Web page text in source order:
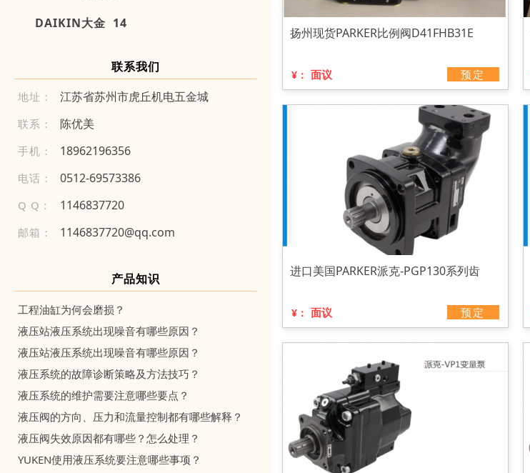
DAIKIN大金 14
联系我们
地址： 江苏省苏州市虎丘机电五金城
联系： 陈优美
手机： 18 96 21 9 6 35 6
电话： 0 51 2 -69 573 3 86
Q Q： 1146837720
邮箱： 1146837720@qq.com
产品知识
工程油缸为何会磨损？
液压站液压系统出现噪音有哪些原因？
液压站液压系统出现噪音有哪些原因？
液压系统的故障诊断策略及方法技巧？
液压系统的维护需要注意哪些要点？
液压阀的方向、压力和流量控制都有哪些解释？
液压阀失效原因都有哪些？怎么处理？
YUKEN使用液压系统要注意哪些事项？
扬州现货PARKER比例阀D41FHB31E
¥： 面议 预定
进口美国PARKER派克-PGP130系列齿
¥： 面议 预定